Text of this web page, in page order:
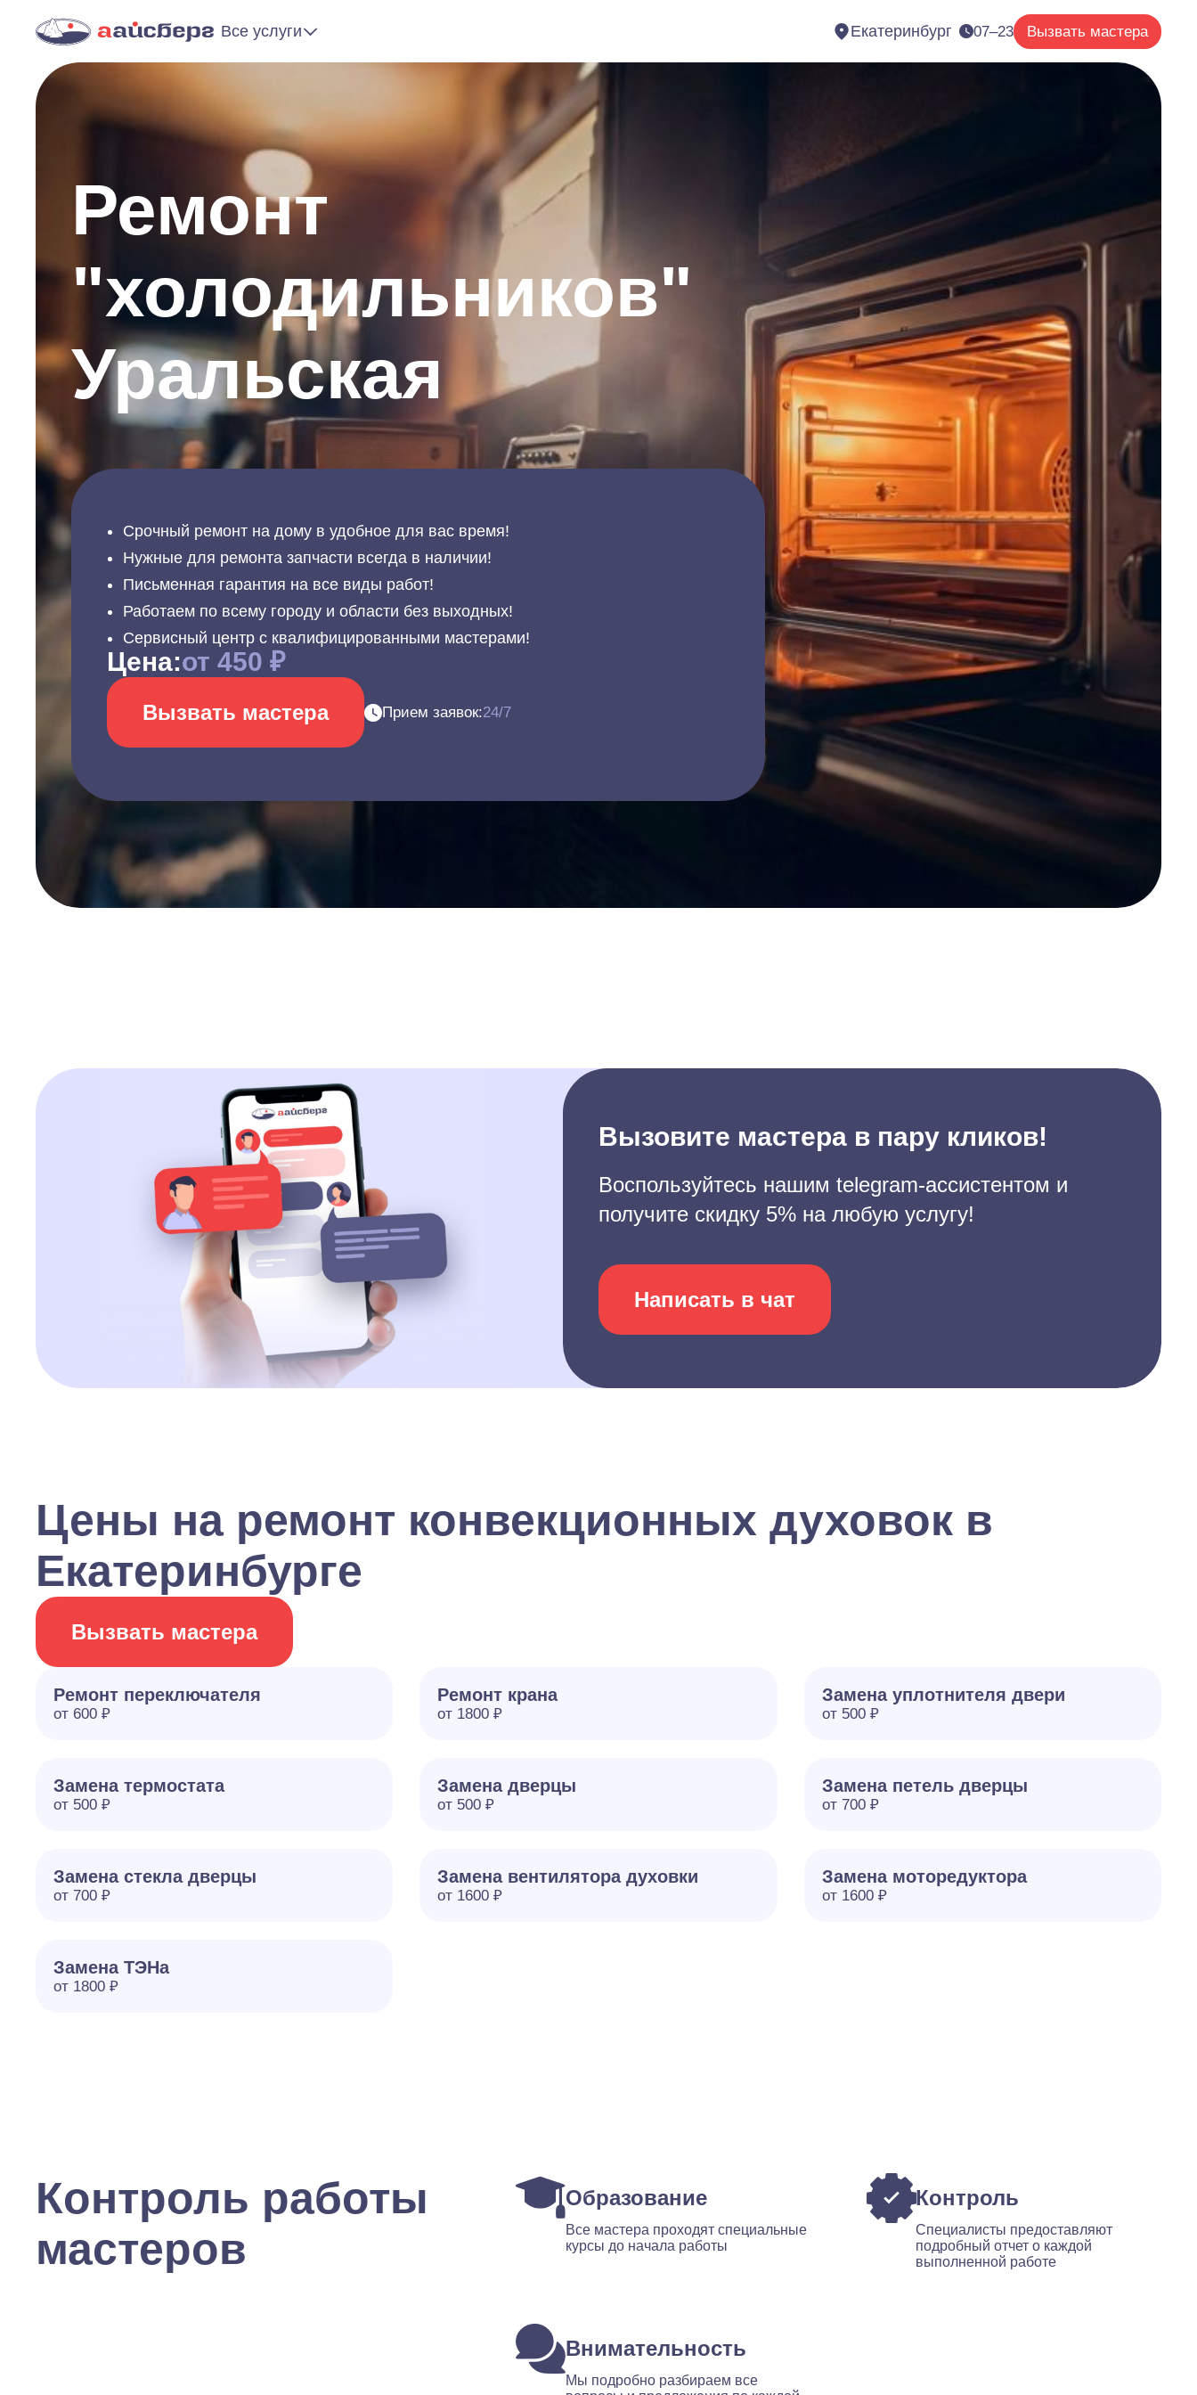
Все услуги Екатеринбург 07–23 Вызвать мастера
Ремонт
"холодильников"
Уральская
Срочный ремонт на дому в удобное для вас время!
Нужные для ремонта запчасти всегда в наличии!
Письменная гарантия на все виды работ!
Работаем по всему городу и области без выходных!
Сервисный центр с квалифицированными мастерами!
Цена:от 450 ₽
Вызвать мастера Прием заявок:24/7
Вызовите мастера в пару кликов!
Воспользуйтесь нашим telegram-ассистентом и
получите скидку 5% на любую услугу!
Написать в чат
Цены на ремонт конвекционных духовок в
Екатеринбурге
Вызвать мастера
Ремонт переключателя
от 600 ₽
Ремонт крана
от 1800 ₽
Замена уплотнителя двери
от 500 ₽
Замена термостата
от 500 ₽
Замена дверцы
от 500 ₽
Замена петель дверцы
от 700 ₽
Замена стекла дверцы
от 700 ₽
Замена вентилятора духовки
от 1600 ₽
Замена моторедуктора
от 1600 ₽
Замена ТЭНа
от 1800 ₽
Контроль работы
мастеров
Образование
Все мастера проходят специальные
курсы до начала работы
Контроль
Специалисты предоставляют
подробный отчет о каждой
выполненной работе
Внимательность
Мы подробно разбираем все